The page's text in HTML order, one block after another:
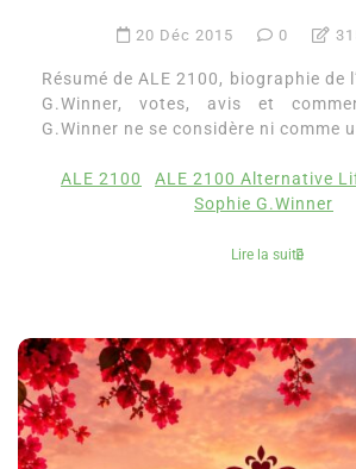
20 Déc 2015 0
Résumé de ALE 2100, biographie de
G.Winner, votes, avis et
G.Winner ne se considère ni comme
ALE 2100
ALE 2100 Alternative
Sophie G.Winner
Lire la suite